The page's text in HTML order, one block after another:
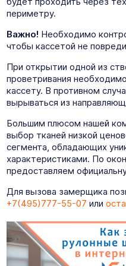
периметру.
Важно! Необходимо
чтобы кассетой не
При открытии одной из
проветривания
кассету. В противном
вырываться из
Большим плюсом нашей
выбор тканей низкой
сегмента, обладающих
характеристиками. По
предоставляем
Для вызова замерщика
+7(495)777-55-07 или